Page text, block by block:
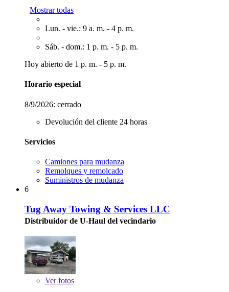
Mostrar todas
Lun. - vie.: 9 a. m. - 4 p. m.
Sáb. - dom.: 1 p. m. - 5 p. m.
Hoy abierto de 1 p. m. - 5 p. m.
Horario especial
8/9/2026: cerrado
Devolución del cliente 24 horas
Servicios
Camiones para mudanza
Remolques y remolcado
Suministros de mudanza
6
Tug Away Towing & Services LLC
Distribuidor de U-Haul del vecindario
Verfotos